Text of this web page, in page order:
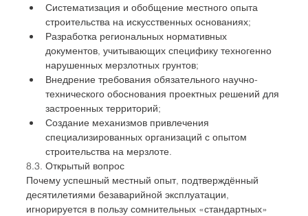
Систематизация и обобщение местного опыта
строительства на искусственных основаниях;
Разработка региональных нормативных
документов, учитывающих специфику техногенно
нарушенных мерзлотных грунтов;
Внедрение требования обязательного научно-
технического обоснования проектных решений для
застроенных территорий;
Создание механизмов привлечения
специализированных организаций с опытом
строительства на мерзлоте.
8.3. Открытый вопрос
Почему успешный местный опыт, подтверждённый
десятилетиями безаварийной эксплуатации,
игнорируется в пользу сомнительных «стандартных»